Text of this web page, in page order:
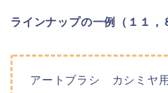
ラインナップの一例（１１，
アートブラシ カシミヤ